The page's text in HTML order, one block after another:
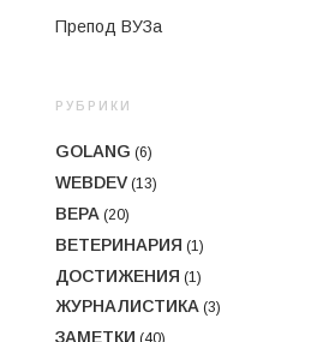
Препод ВУЗа
РУБРИКИ
GOLANG (6)
WEBDEV (13)
ВЕРА (20)
ВЕТЕРИНАРИЯ (1)
ДОСТИЖЕНИЯ (1)
ЖУРНАЛИСТИКА (3)
ЗАМЕТКИ